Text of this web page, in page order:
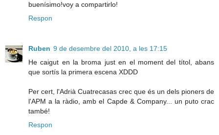
buenísimo!voy a compartirlo!
Respon
Ruben 9 de desembre del 2010, a les 17:15
He caigut en la broma just en el moment del títol, abans
que sortís la primera escena XDDD
Per cert, l'Adrià Cuatrecasas crec que és un dels pioners de
l'APM a la ràdio, amb el Capde & Company... un puto crac
també!
Respon